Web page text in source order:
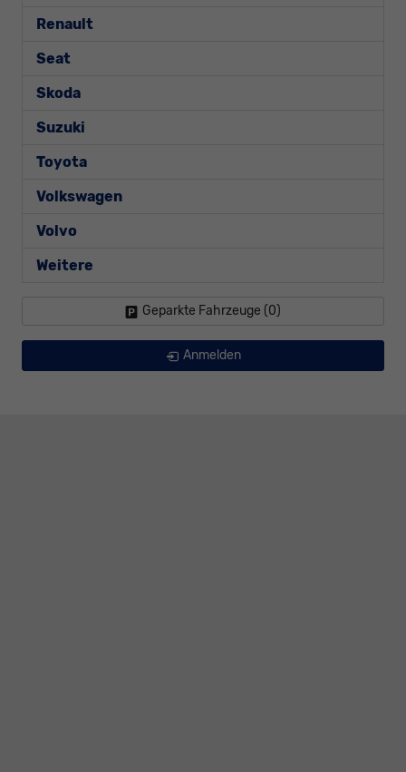
Renault
Seat
Skoda
Suzuki
Toyota
Volkswagen
Volvo
Weitere
Geparkte Fahrzeuge (0)
Anmelden